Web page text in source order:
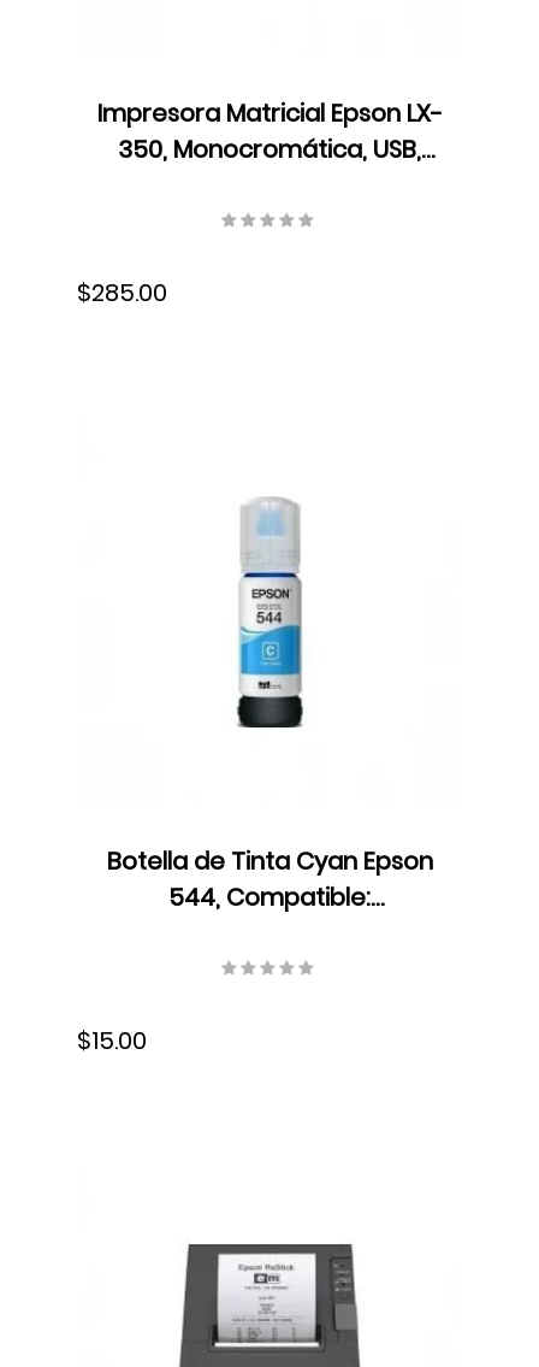
Impresora Matricial Epson LX-
350, Monocromática, USB,
C11CC24001
$285.00
Botella de Tinta Cyan Epson
544, Compatible:
pág., 65 ml, T544220‐AL
$15.00